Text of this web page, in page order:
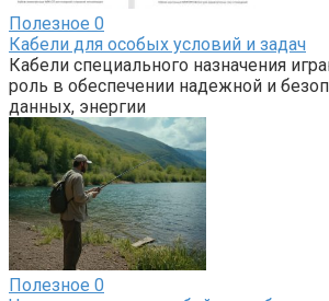
Полезное 0
Кабели для особых условий и задач
Кабели специального назначения
роль в обеспечении надежной и
данных, энергии
Полезное 0